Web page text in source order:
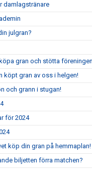
damlagstränare
julgran?
gran och stötta föreningen
köpt gran av oss i helgen!
och grann i stugan!
för 2024
köp din gran på hemmaplan!
biljetten förra matchen?